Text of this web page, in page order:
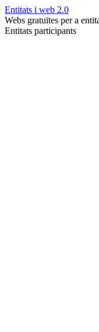
Entitats i web 2.0
Webs gratuïtes per a
Entitats participants